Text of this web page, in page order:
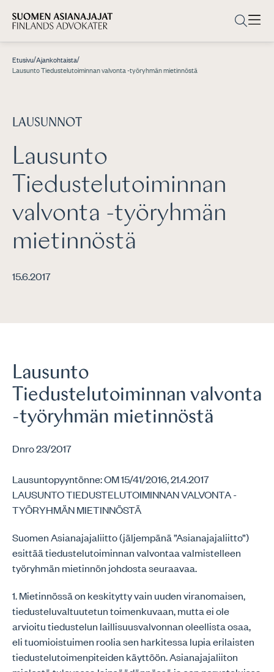
Etusivu/Ajankohtaista/
Lausunto Tiedustelutoiminnan valvonta -työryhmän mietinnöstä
LAUSUNNOT
Lausunto
Tiedustelutoiminnan
valvonta -työryhmän
mietinnöstä
15.6.2017
Lausunto
Tiedustelutoiminnan valvonta
-työryhmän mietinnöstä
Dnro 23/2017
Lausuntopyyntönne: OM 15/41/2016, 21.4.2017
LAUSUNTO TIEDUSTELUTOIMINNAN VALVONTA -
TYÖRYHMÄN MIETINNÖSTÄ
Suomen Asianajajaliitto (jäljempänä ”Asianajajaliitto”)
esittää tiedustelutoiminnan valvontaa valmistelleen
työryhmän mietinnön johdosta seuraavaa.
1. Mietinnössä on keskitytty vain uuden viranomaisen,
tiedusteluvaltuutetun toimenkuvaan, mutta ei ole
arvioitu tiedustelun laillisuusvalvonnan oleellista osaa,
eli tuomioistuimen roolia sen harkitessa lupia erilaisten
tiedustelutoimenpiteiden käyttöön. Asianajajaliiton